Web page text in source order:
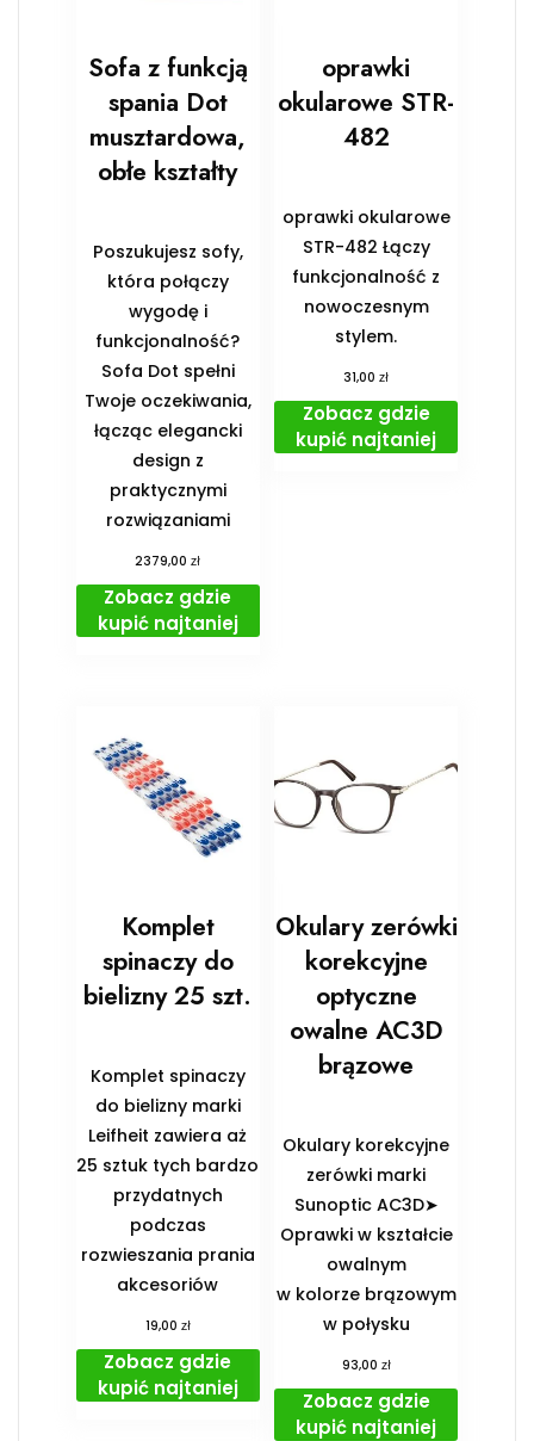
Sofa z funkcją
spania Dot
musztardowa,
obłe kształty
Poszukujesz sofy,
która połączy
wygodę i
funkcjonalność?
Sofa Dot spełni
Twoje oczekiwania,
łącząc elegancki
design z
praktycznymi
rozwiązaniami
2379,00zł
Zobacz gdzie
kupić najtaniej
oprawki
okularowe STR-
482
oprawki okularowe
STR-482 Łączy
funkcjonalność z
nowoczesnym
stylem.
31,00zł
Zobacz gdzie
kupić najtaniej
Komplet
spinaczy do
bielizny 25 szt.
Komplet spinaczy
do bielizny marki
Leifheit zawiera aż
25 sztuk tych bardzo
przydatnych
podczas
rozwieszania prania
akcesoriów
19,00 zł
Zobacz gdzie
kupić najtaniej
Okulary zerówki
korekcyjne
optyczne
owalne AC3D
brązowe
Okulary korekcyjne
zerówki marki
Sunoptic AC3D➤
Oprawki w kształcie
owalnym
w kolorze brązowym
w połysku
93,00 zł
Zobacz gdzie
kupić najtaniej